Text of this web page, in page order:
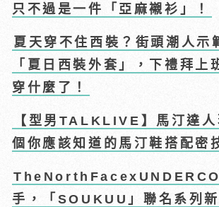
只不過是一件「亞麻襯衫」！
夏天穿不住西裝？街頭潮人示
「夏日西裝外套」，下禮拜上
穿什麼了！
【型男TALKLIVE】馬汀達
個你應該知道的馬汀鞋搭配密
手，「SOUKUU」聯名系列